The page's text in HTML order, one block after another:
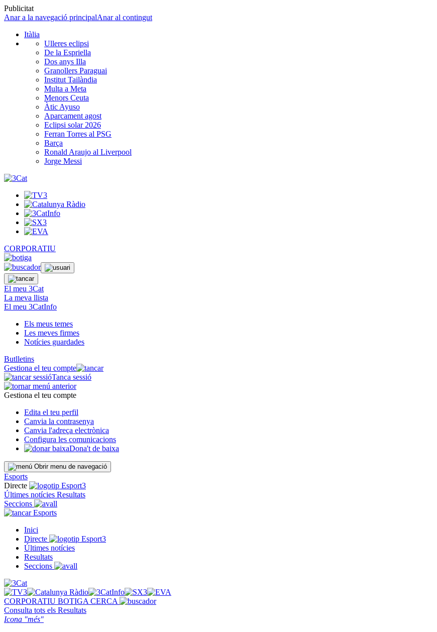
Publicitat
Anar a la navegació principalAnar al contingut
Itàlia
Ulleres eclipsi
De la Espriella
Dos anys Illa
Granollers Paraguai
Institut Tailàndia
Multa a Meta
Menors Ceuta
Àtic Ayuso
Aparcament agost
Eclipsi solar 2026
Ferran Torres al PSG
Barça
Ronald Araujo al Liverpool
Jorge Messi
CORPORATIU
El meu 3Cat
La meva llista
El meu 3CatInfo
Els meus temes
Les meves firmes
Notícies guardades
Butlletins
Gestiona el teu compte
Tanca sessió
Gestiona el teu compte
Edita el teu perfil
Canvia la contrasenya
Canvia l'adreça electrònica
Configura les comunicacions
Dona't de baixa
Obrir menu de navegació
Esports
Directe
Últimes notícies Resultats
Seccions
Esports
Inici
Directe
Últimes notícies
Resultats
Seccions
CORPORATIU BOTIGA CERCA
Consulta tots els Resultats
Icona "més"